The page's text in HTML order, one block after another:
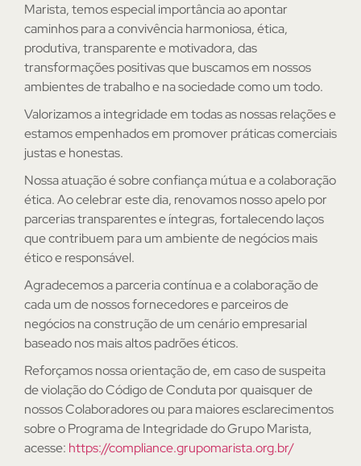
Marista, temos especial importância ao apontar
caminhos para a convivência harmoniosa, ética,
produtiva, transparente e motivadora, das
transformações positivas que buscamos em nossos
ambientes de trabalho e na sociedade como um todo.
Valorizamos a integridade em todas as nossas relações e
estamos empenhados em promover práticas comerciais
justas e honestas.
Nossa atuação é sobre confiança mútua e a colaboração
ética. Ao celebrar este dia, renovamos nosso apelo por
parcerias transparentes e íntegras, fortalecendo laços
que contribuem para um ambiente de negócios mais
ético e responsável.
Agradecemos a parceria contínua e a colaboração de
cada um de nossos fornecedores e parceiros de
negócios na construção de um cenário empresarial
baseado nos mais altos padrões éticos.
Reforçamos nossa orientação de, em caso de suspeita
de violação do Código de Conduta por quaisquer de
nossos Colaboradores ou para maiores esclarecimentos
sobre o Programa de Integridade do Grupo Marista,
acesse: https://compliance.grupomarista.org.br/